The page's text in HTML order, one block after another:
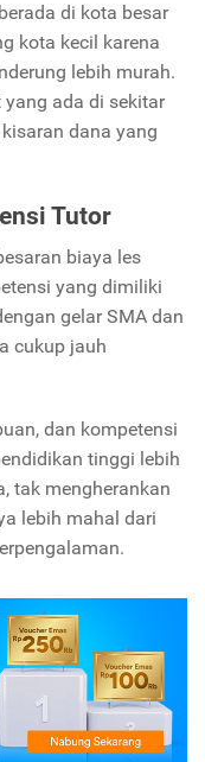
di kota besar
kota kecil karena
lebih murah.
ada di sekitar
dana yang
Tutor
biaya les
yang dimiliki
gelar SMA dan
cukup jauh
dan kompetensi
tinggi lebih
tak mengherankan
lebih mahal dari